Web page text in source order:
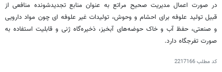
در صورت اعمال مدیریت صحیح مراتع به عنوان منابع تجدیدشونده منافعی از
قبیل تولید علوفه برای احشام و وحوش، تولیدات غیر علوفه ای چون مواد دارویی
و صنعتی، حفظ آب و خاک حوضه‌های آبخیز، ذخیره‌گاه ژنی و قابلیت استفاده به
صورت تفرجگاه دارد.
کد مطلب2217166